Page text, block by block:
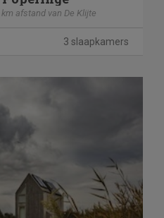
km afstand van De Klijte
3 slaapkamers